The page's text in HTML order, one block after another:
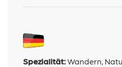
Spezialität:Wandern,